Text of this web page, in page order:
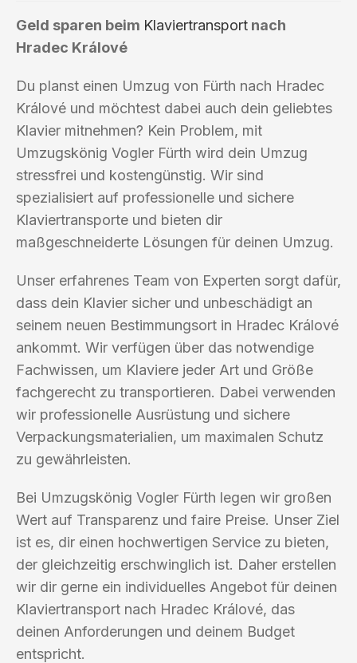
Geld sparen beim Klaviertransport nach
Hradec Králové
Du planst einen Umzug von Fürth nach Hradec
Králové und möchtest dabei auch dein geliebtes
Klavier mitnehmen? Kein Problem, mit
Umzugskönig Vogler Fürth wird dein Umzug
stressfrei und kostengünstig. Wir sind
spezialisiert auf professionelle und sichere
Klaviertransporte und bieten dir
maßgeschneiderte Lösungen für deinen Umzug.
Unser erfahrenes Team von Experten sorgt dafür,
dass dein Klavier sicher und unbeschädigt an
seinem neuen Bestimmungsort in Hradec Králové
ankommt. Wir verfügen über das notwendige
Fachwissen, um Klaviere jeder Art und Größe
fachgerecht zu transportieren. Dabei verwenden
wir professionelle Ausrüstung und sichere
Verpackungsmaterialien, um maximalen Schutz
zu gewährleisten.
Bei Umzugskönig Vogler Fürth legen wir großen
Wert auf Transparenz und faire Preise. Unser Ziel
ist es, dir einen hochwertigen Service zu bieten,
der gleichzeitig erschwinglich ist. Daher erstellen
wir dir gerne ein individuelles Angebot für deinen
Klaviertransport nach Hradec Králové, das
deinen Anforderungen und deinem Budget
entspricht.